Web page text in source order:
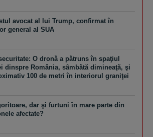
avocat al lui Trump, confirmat în
general al SUA
O dronă a pătruns în spaţiul
dinspre România, sâmbătă dimineaţă, şi
100 de metri în interiorul graniţei
dar şi furtuni în mare parte din
afectate?